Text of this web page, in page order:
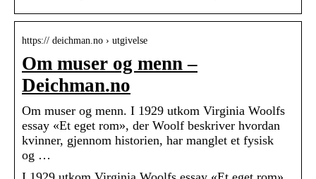
https:// deichman.no › utgivelse
Om muser og menn –
Deichman.no
Om muser og menn. I 1929 utkom Virginia Woolfs
essay «Et eget rom», der Woolf beskriver hvordan
kvinner, gjennom historien, har manglet et fysisk
og …